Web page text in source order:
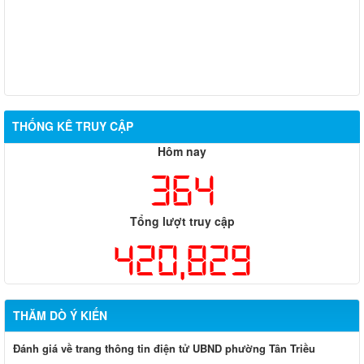
THỐNG KÊ TRUY CẬP
Hôm nay
364
Tổng lượt truy cập
420,829
THĂM DÒ Ý KIẾN
Đánh giá về trang thông tin điện tử UBND phường Tân Triều